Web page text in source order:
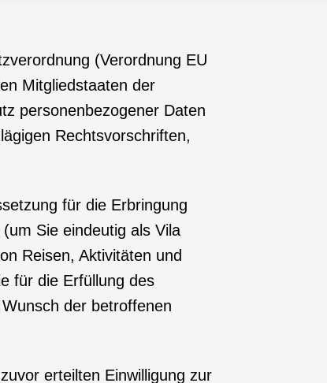
(Verordnung EU
Mitgliedstaaten der
personenbezogener Daten
Rechtsvorschriften,
für die Erbringung
Sie eindeutig als Vila
Reisen, Aktivitäten und
für die Erfüllung des
der betroffenen
erteilten Einwilligung zur